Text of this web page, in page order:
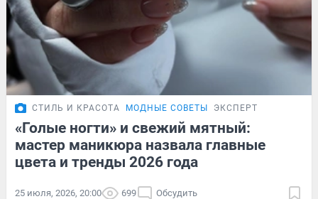
СТИЛЬ И КРАСОТА МОДНЫЕ СОВЕТЫ ЭКСПЕРТ
«Голые ногти» и свежий мятный:
мастер маникюра назвала главные
цвета и тренды 2026 года
25 июля, 2026, 20:00 699 Обсудить